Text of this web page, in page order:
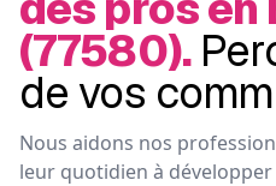
(77580).
de vos
Nous aidons nos
leur quotidien à